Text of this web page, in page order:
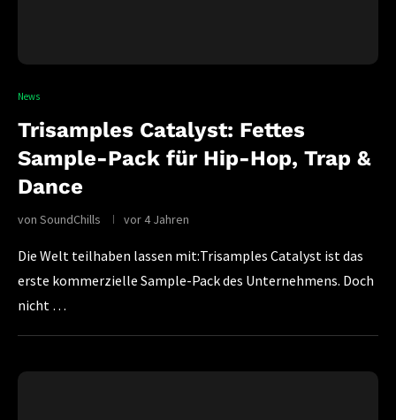
News
Trisamples Catalyst: Fettes
Sample-Pack für Hip-Hop, Trap &
Dance
von SoundChills vor 4 Jahren
Die Welt teilhaben lassen mit:Trisamples Catalyst ist das
erste kommerzielle Sample-Pack des Unternehmens. Doch
nicht …